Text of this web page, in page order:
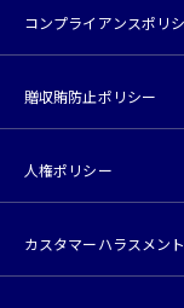
コンプライアンスポリ
贈収賄防止ポリシー
人権ポリシー
カスタマーハラスメン